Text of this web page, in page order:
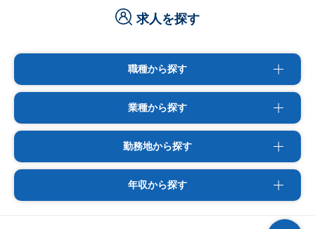
求人を探す
職種から探す
業種から探す
勤務地から探す
年収から探す